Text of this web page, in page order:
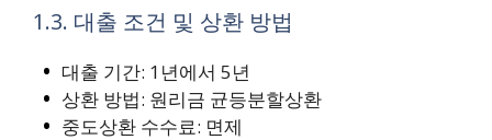
1.3. 대출 조건 및 상환 방법
대출 기간: 1년에서 5년
상환 방법: 원리금 균등분할상환
중도상환 수수료: 면제